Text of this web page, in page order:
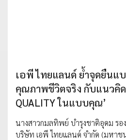
เอพี ไทยแลนด์ ย้ำจุดยืนแ
คุณภาพชีวิตจริง กับแนวคิด
QUALITY ในแบบคุณ’
นางสาวกมลทิพย์ บำรุงชาติอุดม รอ
บริษัท เอพี ไทยแลนด์ จำกัด (มหา